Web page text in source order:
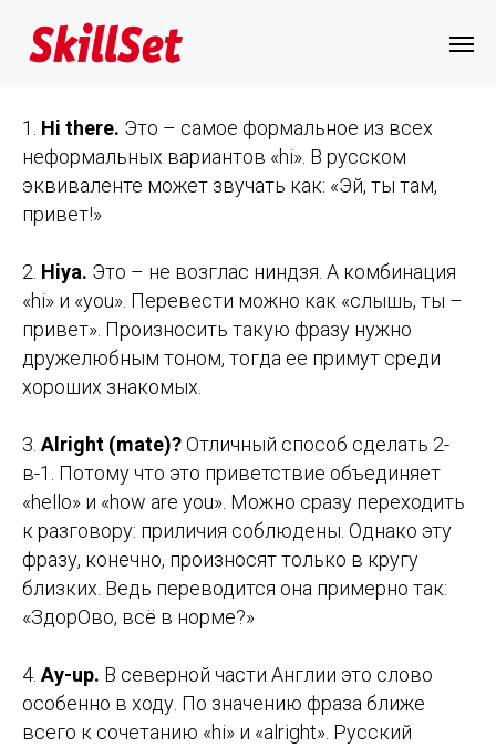
Неформальные приветствия на
английском языке
1. Hi there. Это – самое формальное из всех
неформальных вариантов «hi». В русском
эквиваленте может звучать как: «Эй, ты там,
привет!»
2. Hiya. Это – не возглас ниндзя. А комбинация
«hi» и «you». Перевести можно как «слышь, ты –
привет». Произносить такую фразу нужно
дружелюбным тоном, тогда ее примут среди
хороших знакомых.
3. Alright (mate)?Отличный способ сделать 2-
в-1. Потому что это приветствие объединяет
«hello» и «how are you». Можно сразу переходить
к разговору: приличия соблюдены. Однако эту
фразу, конечно, произносят только в кругу
близких. Ведь переводится она примерно так:
«ЗдорОво, всё в норме?»
4. Ay-up. В северной части Англии это слово
особенно в ходу. По значению фраза ближе
всего к сочетанию «hi» и «alright». Русский